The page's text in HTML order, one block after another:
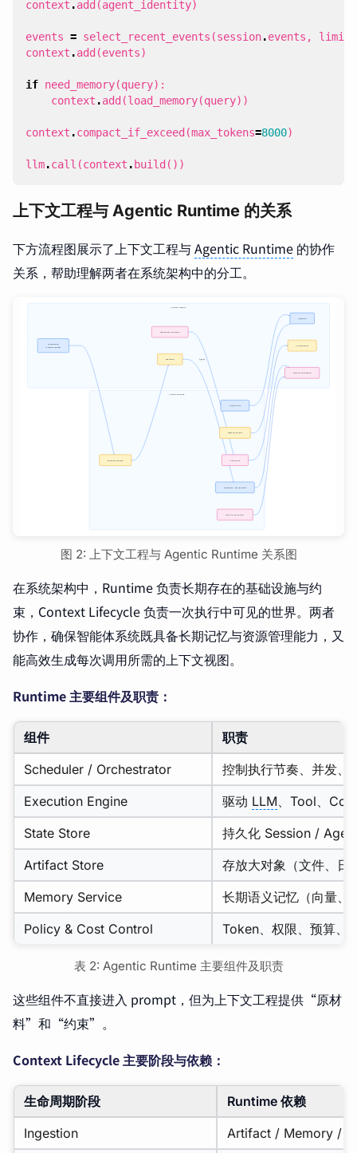
context .add (agent_identity)
events = select_recent_events (session.events , limit
context .add(events)
if need_memory(query):
context .add(load_memory(query))
context .compact_if_exceed(max_tokens=8000)
llm.call (context .build())
上下文工程与 Agentic Runtime 的关系
下方流程图展示了上下文工程与Agentic Runtime 的协作
关系，帮助理解两者在系统架构中的分工。
图 2: 上下文工程与 Agentic Runtime 关系图
在系统架构中，Runtime 负责长期存在的基础设施与约
束，Context Lifecycle 负责一次执行中可见的世界。两者
协作，确保智能体系统既具备长期记忆与资源管理能力，又
能高效生成每次调用所需的上下文视图。
Runtime 主要组件及职责：
组件
职责
Scheduler / Orchestrator
控制执行节奏、并发、
Execution Engine
驱动 LLM 、Tool、
State Store
持久化 Session /
Artifact Store
存放大对象（文件、日
Memory Service
长期语义记忆（向量、
Policy & Cost Control
Token、权限、预算、
表 2: Agentic Runtime 主要组件及职责
这些组件不直接进入 prompt，但为上下文工程提供“原材
料”和“约束”。
Context Lifecycle 主要阶段与依赖：
生命周期阶段
Runtime 依赖
Ingestion
Artifact / Memory /